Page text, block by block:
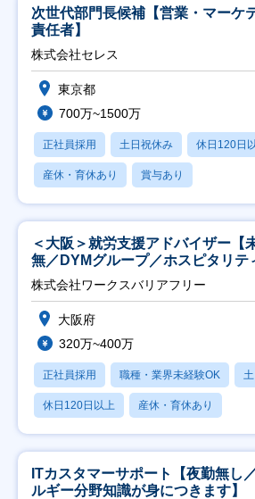
次世代部門長候補【営業・マーケ
責任者】
株式会社セレス
東京都
700万~1500万
正社員採用 土日祝休み 休日120日
産休・育休あり 賞与あり
＜大阪＞就労支援アドバイザー【
無／DYMグループ／ホスピタリテ
日祝】
株式会社ワークスバリアフリー
大阪府
320万~400万
正社員採用 職種・業界未経験OK
休日120日以上 産休・育休あり
ITカスタマーサポート【夜勤無し
ルギー分野知識が身につきます】